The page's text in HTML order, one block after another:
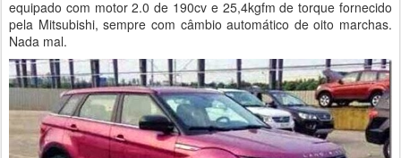
equipado com motor 2.0 de 190cv e 25,4kgfm de torque fornecido
pela Mitsubishi, sempre com câmbio automático de oito marchas.
Nada mal.